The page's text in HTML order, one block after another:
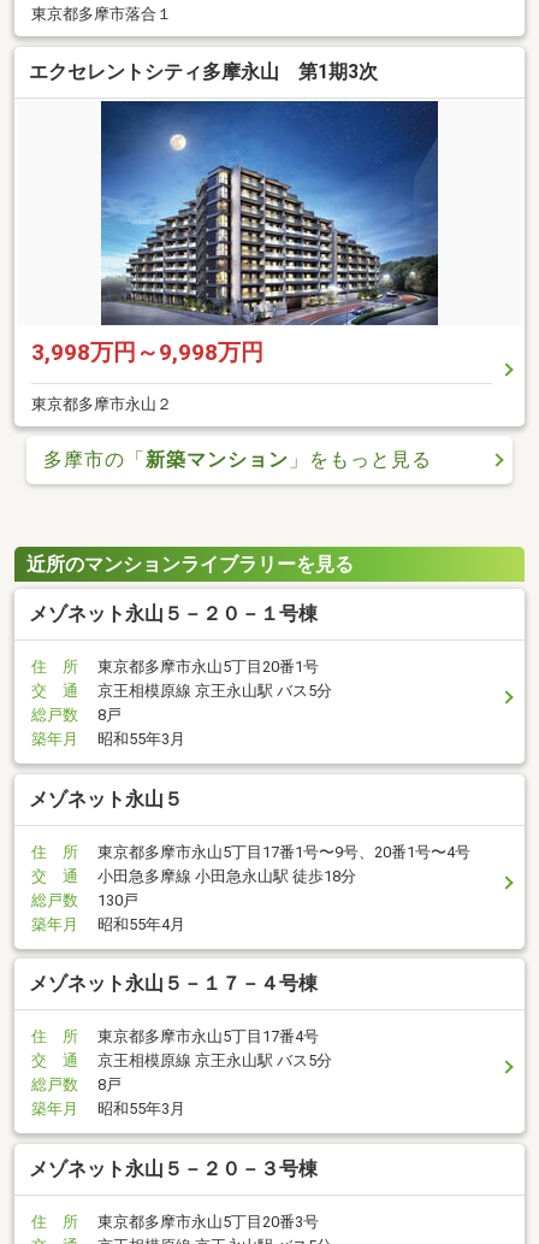
東京都多摩市落合１
エクセレントシティ多摩永山 第1期3次
3,998万円～9,998万円
東京都多摩市永山２
多摩市の「 新築マンション 」をもっと見る
近所のマンションライブラリーを見る
メゾネット永山５－２０－１号棟
住 所
東京都多摩市永山5丁目20番1号
交 通
京王相模原線 京王永山駅 バス5分
総戸数
8戸
築年月
昭和55年3月
メゾネット永山５
住 所
東京都多摩市永山5丁目17番1号〜9号、20番1号〜4号
交 通
小田急多摩線 小田急永山駅 徒歩18分
総戸数
130戸
築年月
昭和55年4月
メゾネット永山５－１７－４号棟
住 所
東京都多摩市永山5丁目17番4号
交 通
京王相模原線 京王永山駅 バス5分
総戸数
8戸
築年月
昭和55年3月
メゾネット永山５－２０－３号棟
住 所
東京都多摩市永山5丁目20番3号